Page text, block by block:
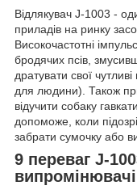
Відлякувач J-1003 -
приладів на ринку
Високочастотні
бродячих псів,
дратувати свої
для людини). Також
відучити собаку
допоможе, коли
забрати сумочку або
9 переваг J-